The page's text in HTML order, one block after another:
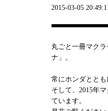
2015-03-05
丸ごと一冊マク
ナ」。
常にホンダとと
そして、2015年
ています。